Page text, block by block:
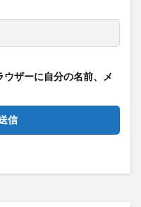
ザーに自分の名前、メ